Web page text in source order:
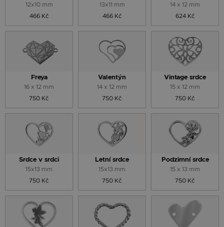
12x10 mm
466 Kč
13x11 mm
466 Kč
14 x 12 mm
624 Kč
Freya
16 x 12 mm
750 Kč
Valentýn
14 x 12 mm
750 Kč
Vintage srdce
15 x 12 mm
750 Kč
Srdce v srdci
15x13 mm
750 Kč
Letní srdce
15x13 mm
750 Kč
Podzimní srdce
15 x 13 mm
750 Kč